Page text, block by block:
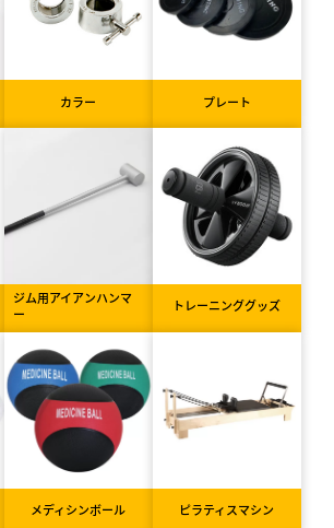
カラー プレート
ジム用アイアンハンマ
ー
トレーニンググッズ
メディシンボール ピラティスマシン